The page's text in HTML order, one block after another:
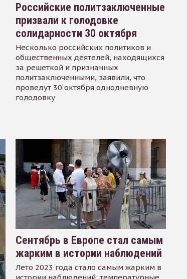
Российские политзаключенные
призвали к голодовке
солидарности 30 октября
Несколько российских политиков и
общественных деятелей, находящихся
за решеткой и признанных
политзаключенными, заявили, что
проведут 30 октября однодневную
голодовку
Сентябрь в Европе стал самым
жарким в истории наблюдений
Лето 2023 года стало самым жарким в